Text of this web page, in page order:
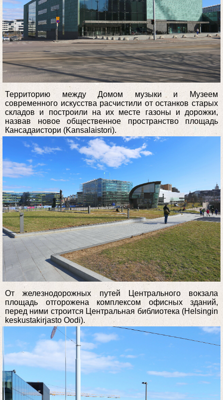
Территорию между Домом музыки и Музеем
современного искусства расчистили от останков старых
складов и построили на их месте газоны и дорожки,
назвав новое общественное пространство площадь
Кансадаистори (Kansalaistori).
От железнодорожных путей Центрального вокзала
площадь отгорожена комплексом офисных зданий,
перед ними строится Центральная библиотека (Helsingin
keskustakirjasto Oodi).